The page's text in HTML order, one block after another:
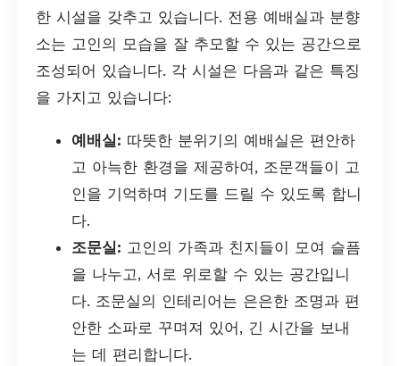
한 시설을 갖추고 있습니다. 전용 예배실과 분향
소는 고인의 모습을 잘 추모할 수 있는 공간으로
조성되어 있습니다. 각 시설은 다음과 같은 특징
을 가지고 있습니다:
예배실: 따뜻한 분위기의 예배실은 편안하
고 아늑한 환경을 제공하여, 조문객들이 고
인을 기억하며 기도를 드릴 수 있도록 합니
다.
조문실: 고인의 가족과 친지들이 모여 슬픔
을 나누고, 서로 위로할 수 있는 공간입니
다. 조문실의 인테리어는 은은한 조명과 편
안한 소파로 꾸며져 있어, 긴 시간을 보내
는 데 편리합니다.